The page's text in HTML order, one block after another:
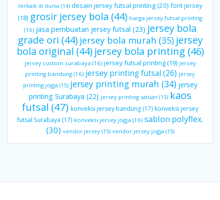
terbaik di dunia (14) desain jersey futsal printing(20) font jersey
(18) grosir jersey bola (44) harga jersey futsal printing
(16) jasa pembuatan jersey futsal (23) jersey bola
grade ori (44) jersey bola murah (35) jersey
bola original (44) jersey bola printing (46)
jersey custom surabaya (16) jersey futsal printing(19) jersey
printing bandung (16) jersey printing futsal (26) jersey
printing jogja (15) jersey printing murah (34) jersey
printing Surabaya (22) jersey printing satuan (15) kaos
futsal (47) konveksi jersey bandung (17) konveksi jersey
futsal Surabaya (17) konveksi jersey jogja (16) sablon polyflex.
(30) vendor jersey(15) vendor jersey jogja (15)